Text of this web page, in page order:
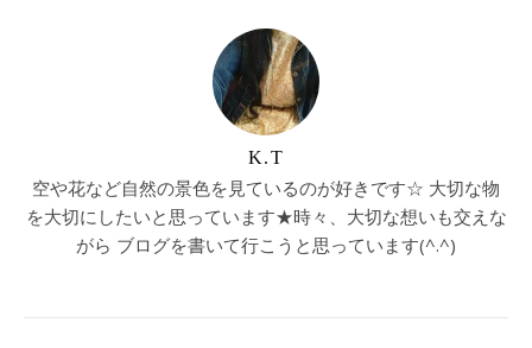
K.T
空や花など自然の景色を見ているのが好きです☆ 大切な物
を大切にしたいと思っています★時々、大切な想いも交えな
がら ブログを書いて行こうと思っています(^.^)